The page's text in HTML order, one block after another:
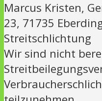
Marcus Kristen,
23, 71735
Streitschlichtung
Wir sind nicht